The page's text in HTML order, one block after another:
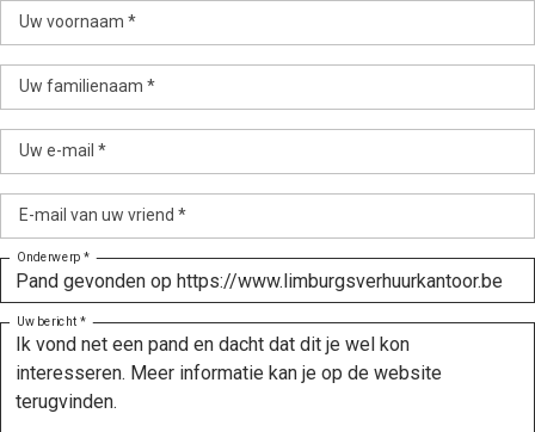
Uw voornaam *
Uw familienaam *
Uw e-mail *
E-mail van uw vriend *
Onderwerp *
Uw bericht *